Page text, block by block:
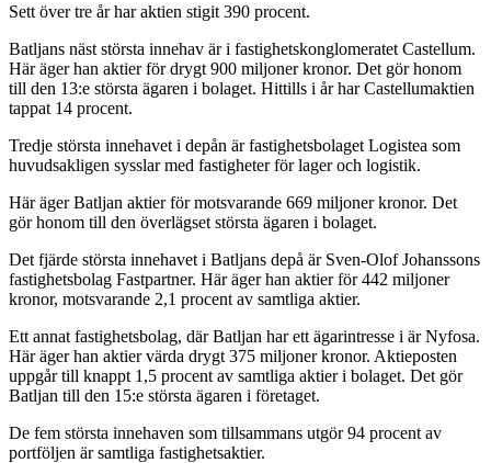
Sett över tre år har aktien stigit 390 procent.
Batljans näst största innehav är i fastighetskonglomeratet Castellum.
Här äger han aktier för drygt 900 miljoner kronor. Det gör honom
till den 13:e största ägaren i bolaget. Hittills i år har Castellumaktien
tappat 14 procent.
Tredje största innehavet i depån är fastighetsbolaget Logistea som
huvudsakligen sysslar med fastigheter för lager och logistik.
Här äger Batljan aktier för motsvarande 669 miljoner kronor. Det
gör honom till den överlägset största ägaren i bolaget.
Det fjärde största innehavet i Batljans depå är Sven-Olof Johanssons
fastighetsbolag Fastpartner. Här äger han aktier för 442 miljoner
kronor, motsvarande 2,1 procent av samtliga aktier.
Ett annat fastighetsbolag, där Batljan har ett ägarintresse i är Nyfosa.
Här äger han aktier värda drygt 375 miljoner kronor. Aktieposten
uppgår till knappt 1,5 procent av samtliga aktier i bolaget. Det gör
Batljan till den 15:e största ägaren i företaget.
De fem största innehaven som tillsammans utgör 94 procent av
portföljen är samtliga fastighetsaktier.